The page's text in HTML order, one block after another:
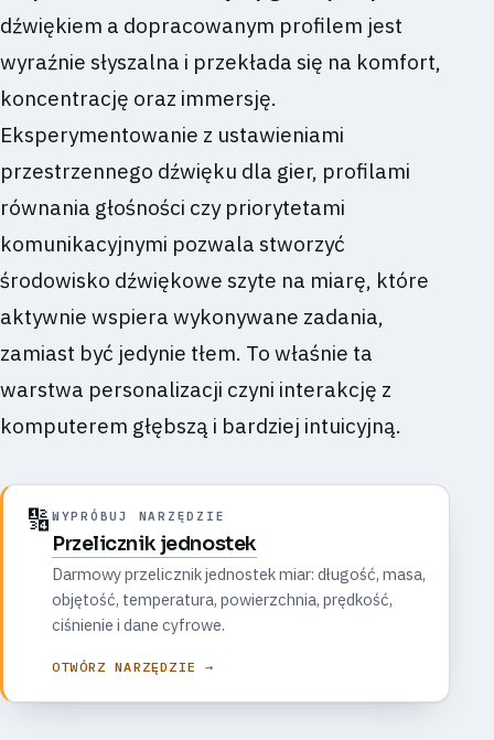
dźwiękiem a dopracowanym profilem jest
wyraźnie słyszalna i przekłada się na komfort,
koncentrację oraz immersję.
Eksperymentowanie z ustawieniami
przestrzennego dźwięku dla gier, profilami
równania głośności czy priorytetami
komunikacyjnymi pozwala stworzyć
środowisko dźwiękowe szyte na miarę, które
aktywnie wspiera wykonywane zadania,
zamiast być jedynie tłem. To właśnie ta
warstwa personalizacji czyni interakcję z
komputerem głębszą i bardziej intuicyjną.
🔢 WYPRÓBUJ NARZĘDZIE
Przelicznik jednostek
Darmowy przelicznik jednostek miar: długość, masa,
objętość, temperatura, powierzchnia, prędkość,
ciśnienie i dane cyfrowe.
OTWÓRZ NARZĘDZIE →